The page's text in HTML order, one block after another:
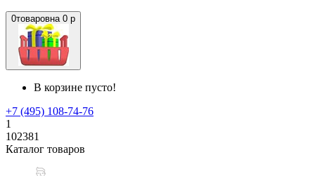
0товаровна 0 р
В корзине пусто!
+7 (495) 108-74-76
1
102381
Каталог товаров